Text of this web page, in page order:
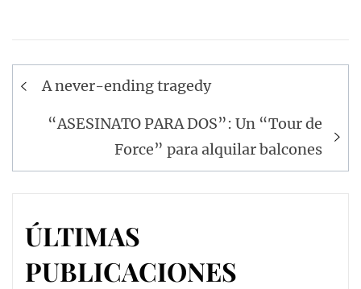
Navegación
entradas
A never-ending tragedy
“ASESINATO PARA DOS”: Un “Tour de
Force” para alquilar balcones
ÚLTIMAS
PUBLICACIONES